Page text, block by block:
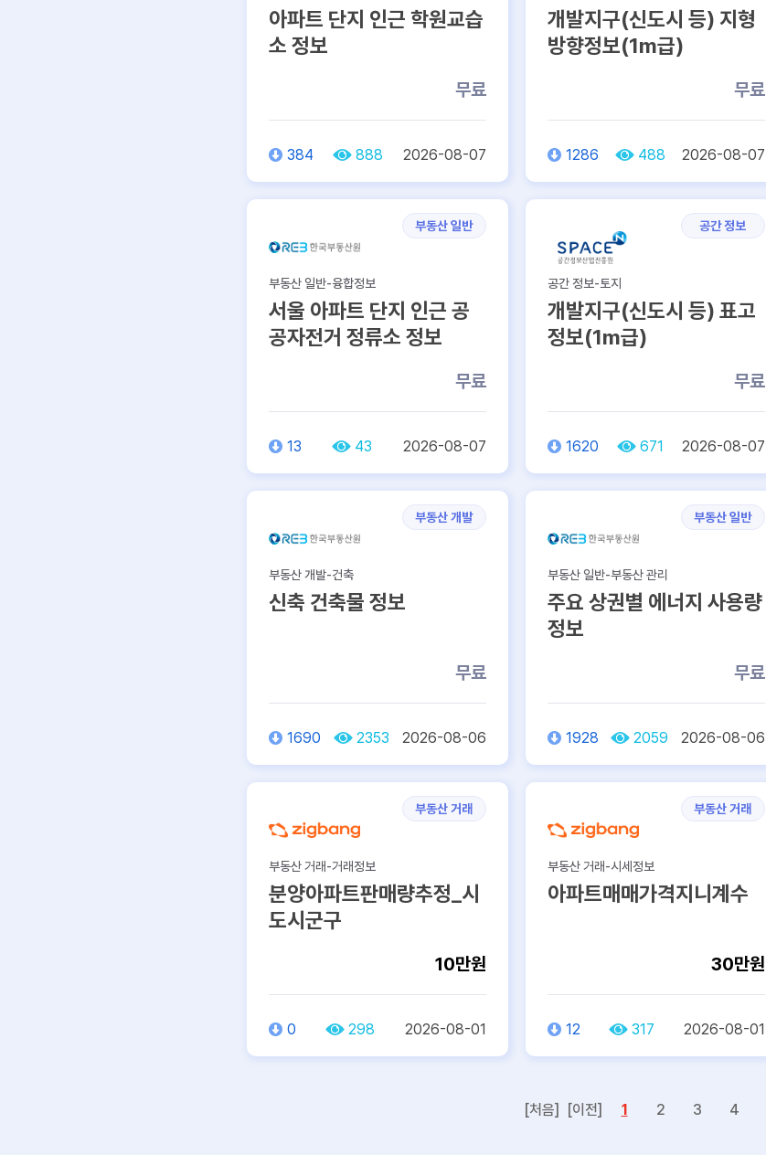
아파트 단지 인근 학원교습
소 정보
무료
384 888 2026-08-07
개발지구(신도시 등) 지형
방향정보(1m급)
무료
1286 488 2026-08-07
부동산 일반
부동산 일반-융합정보
서울 아파트 단지 인근 공
공자전거 정류소 정보
무료
13 43 2026-08-07
공간 정보
공간 정보-토지
개발지구(신도시 등) 표고
정보(1m급)
무료
1620 671 2026-08-07
부동산 개발
부동산 개발-건축
신축 건축물 정보
무료
1690 2353 2026-08-06
부동산 일반
부동산 일반-부동산 관리
주요 상권별 에너지 사용량
정보
무료
1928 2059 2026-08-06
부동산 거래
부동산 거래-거래정보
분양아파트판매량추정_시
도시군구
10만원
0 298 2026-08-01
부동산 거래
부동산 거래-시세정보
아파트매매가격지니계수
30만원
12 317 2026-08-01
[처음] [이전] 1 2 3 4